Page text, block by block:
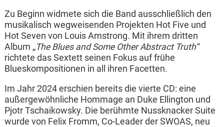
Zu Beginn widmete sich die Band ausschließlich den
musikalisch wegweisenden Projekten Hot Five und
Hot Seven von Louis Amstrong. Mit ihrem dritten
Album „The Blues and Some Other Abstract Truth“
richtete das Sextett seinen Fokus auf frühe
Blueskompositionen in all ihren Facetten.
Im Jahr 2024 erschien bereits die vierte CD: eine
außergewöhnliche Hommage an Duke Ellington und
Pjotr Tschaikowsky. Die berühmte Nussknacker Suite
wurde von Felix Fromm, Co-Leader der SWOAS, neu